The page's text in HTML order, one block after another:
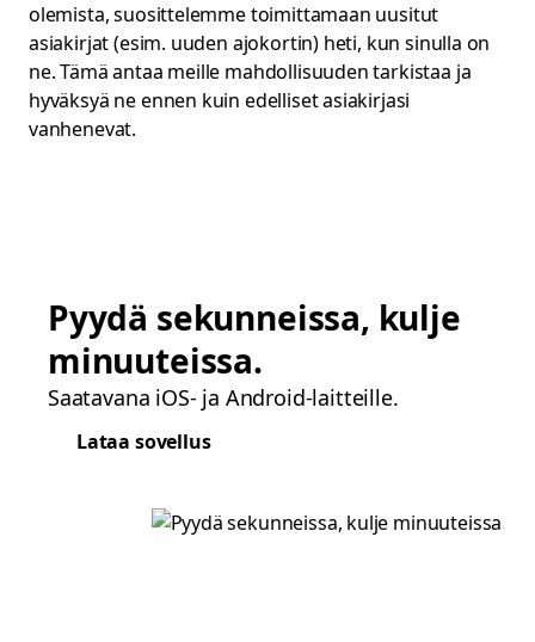
olemista, suosittelemme toimittamaan uusitut
asiakirjat (esim. uuden ajokortin) heti, kun sinulla on
ne. Tämä antaa meille mahdollisuuden tarkistaa ja
hyväksyä ne ennen kuin edelliset asiakirjasi
vanhenevat.
Pyydä sekunneissa, kulje
minuuteissa.
Saatavana iOS- ja Android-laitteille.
Lataa sovellus